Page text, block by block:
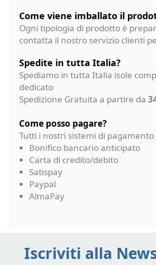
Come viene imballato il
Ogni tipologia di prodotto è
contatta il nostro servizio clienti
Spedite in tutta Italia?
Spediamo in tutta Italia isole
dedicato
Spedizione Gratuita a partire da
Come posso pagare?
Tutti i nostri sistemi di
Bonifico bancario anticipato
Carta di credito/debito
Satispay
Paypal
AlmaPay
Iscriviti alla